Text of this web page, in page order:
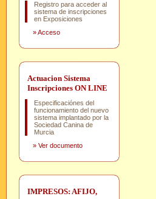
Registro para acceder al
sistema de inscripciones
en Exposiciones
»Acceso
Actuacion Sistema
Inscripciones ON LINE
Especificaciónes del
funcionamiento del nuevo
sistema implantado por la
Sociedad Canina de
Murcia
» Ver documento
IMPRESOS: AFIJO,